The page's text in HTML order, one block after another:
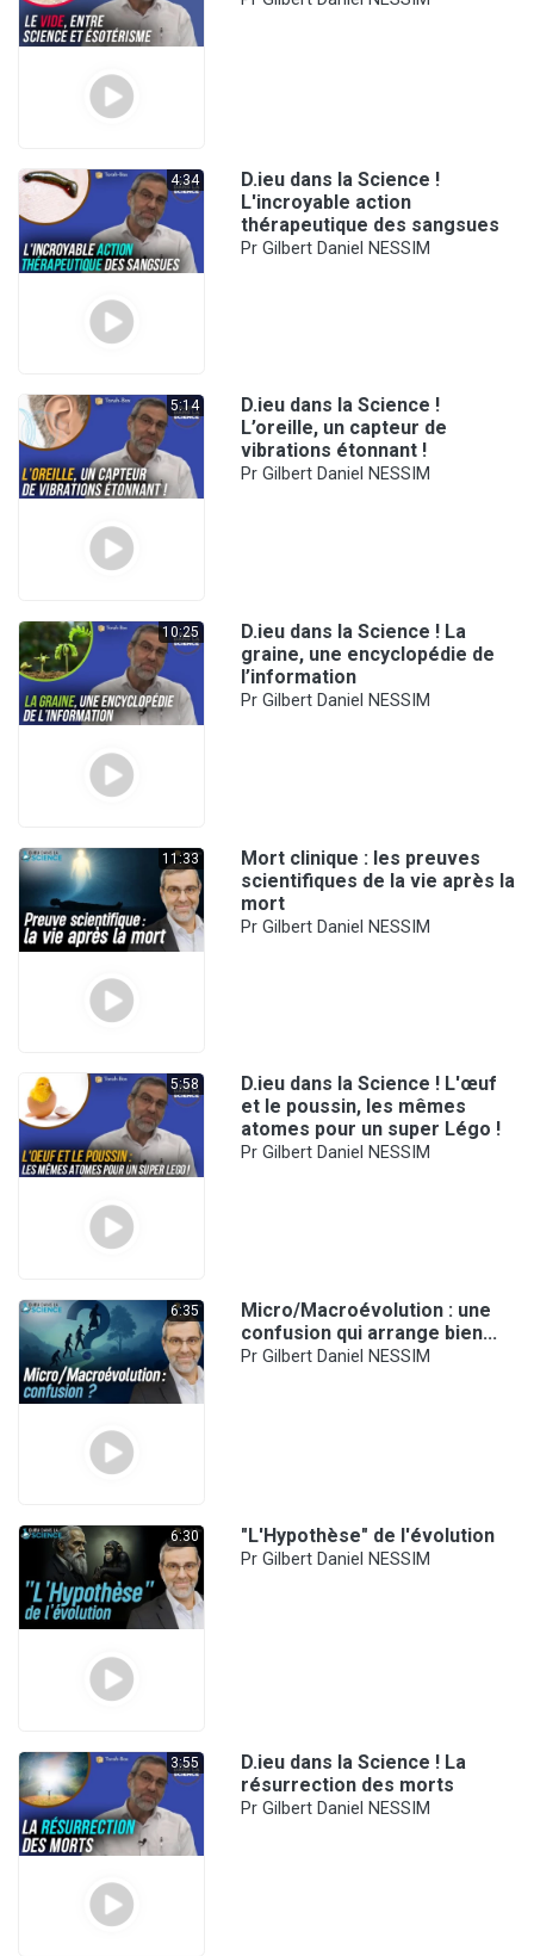
4:34
D.ieu dans la Science !
L'incroyable action
thérapeutique des sangsues
Pr Gilbert Daniel NESSIM
5:14
D.ieu dans la Science !
L’oreille, un capteur de
vibrations étonnant !
Pr Gilbert Daniel NESSIM
10:25
D.ieu dans la Science ! La
graine, une encyclopédie de
l’information
Pr Gilbert Daniel NESSIM
11:33
Mort clinique : les preuves
scientifiques de la vie après la
mort
Pr Gilbert Daniel NESSIM
5:58
D.ieu dans la Science ! L'œuf
et le poussin, les mêmes
atomes pour un super Légo !
Pr Gilbert Daniel NESSIM
6:35
Micro/Macroévolution : une
confusion qui arrange bien...
Pr Gilbert Daniel NESSIM
6:30 "L'Hypothèse" de l'évolution
Pr Gilbert Daniel NESSIM
3:55
D.ieu dans la Science ! La
résurrection des morts
Pr Gilbert Daniel NESSIM